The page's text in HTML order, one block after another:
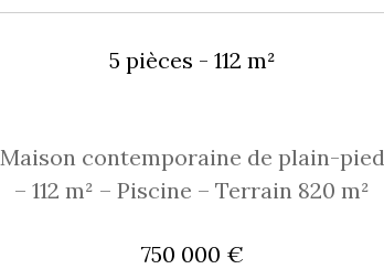
5 pièces - 112 m²
Maison contemporaine de plain-pied
– 112 m² – Piscine – Terrain 820 m²
750 000 €